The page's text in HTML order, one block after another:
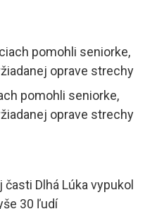
pomohli seniorke,
oprave strechy